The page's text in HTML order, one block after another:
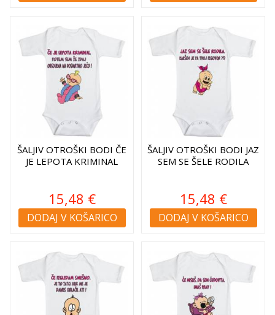
ŠALJIV OTROŠKI BODI ČE
JE LEPOTA KRIMINAL
15,48 €
DODAJ V KOŠARICO
ŠALJIV OTROŠKI BODI JAZ
SEM SE ŠELE RODILA
15,48 €
DODAJ V KOŠARICO